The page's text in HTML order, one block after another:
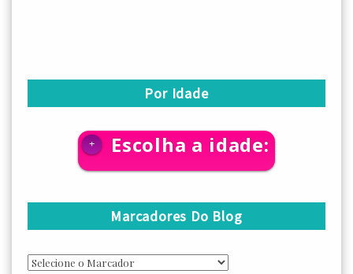
Por Idade
+ Escolha a idade:
Marcadores Do Blog